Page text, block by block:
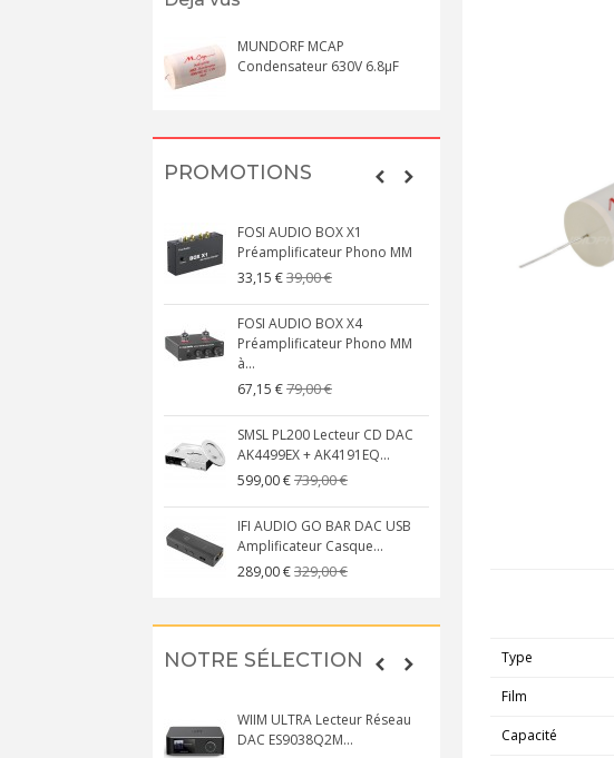
MUNDORF MCAP
Condensateur 630V 6.8µF
PROMOTIONS
FOSI AUDIO BOX X1
Préamplificateur Phono MM
33,15 €39,00 €
FOSI AUDIO BOX X4
Préamplificateur Phono MM
à...
67,15 €79,00 €
SMSL PL200 Lecteur CD DAC
AK4499EX + AK4191EQ...
599,00 €739,00 €
IFI AUDIO GO BAR DAC USB
Amplificateur Casque...
289,00 €329,00 €
NEUTRIK
XLR Femelle 3
NOTRE SÉLECTION
WIIM ULTRA Lecteur Réseau
DAC ES9038Q2M...
Amplificateur
Type
Film
Capacité